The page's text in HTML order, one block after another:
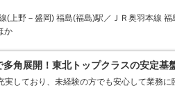
(上野－盛岡) 福島(福島)駅／ＪＲ奥羽本線 福
か
多角展開！東北トップクラスの安定基
実しており、未経験の方でも安心して業務